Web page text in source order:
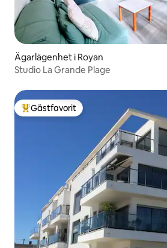
Ägarlägenhet i Royan
Studio La Grande Plage
Populär gästfavorit
Gästfavorit